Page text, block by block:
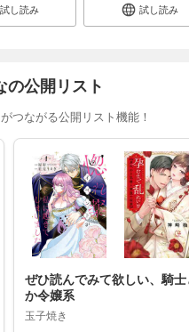
試し読み 試し読み
の公開リスト
つながる公開リスト機能！
ぜひ読んでみて欲しい、騎
か令嬢系
玉子焼き